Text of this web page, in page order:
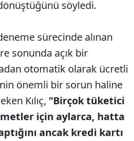
söyledi.
sürecinde alınan
sonunda açık bir
otomatik olarak ücretli
önemli bir sorun haline
Kılıç, "Birçok tüketici
için aylarca, hatta
ancak kredi kartı